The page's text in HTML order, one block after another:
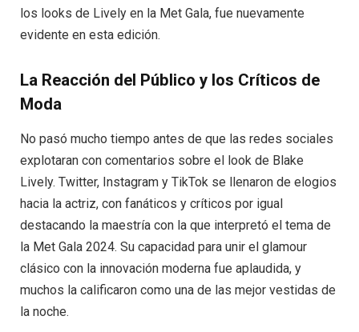
los looks de Lively en la Met Gala, fue nuevamente
evidente en esta edición.
La Reacción del Público y los Críticos de
Moda
No pasó mucho tiempo antes de que las redes sociales
explotaran con comentarios sobre el look de Blake
Lively. Twitter, Instagram y TikTok se llenaron de elogios
hacia la actriz, con fanáticos y críticos por igual
destacando la maestría con la que interpretó el tema de
la Met Gala 2024. Su capacidad para unir el glamour
clásico con la innovación moderna fue aplaudida, y
muchos la calificaron como una de las mejor vestidas de
la noche.